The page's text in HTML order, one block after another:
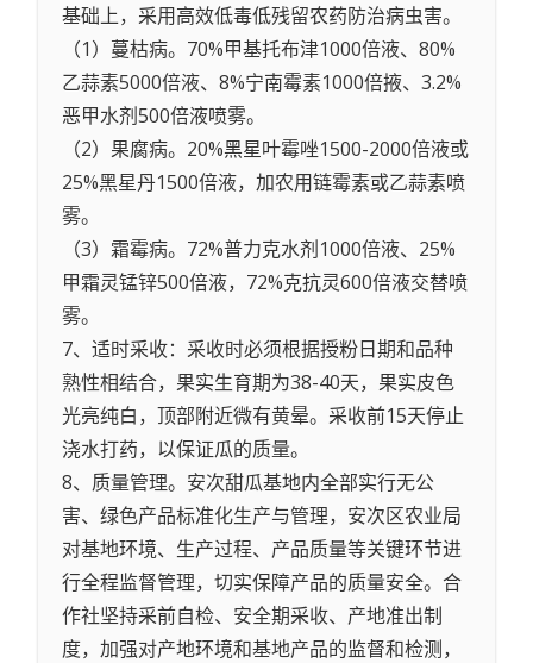
基础上，采用高效低毒低残留农药防治病虫害。
（1）蔓枯病。70%甲基托布津1000倍液、80%
乙蒜素5000倍液、8%宁南霉素1000倍掖、3.2%
恶甲水剂500倍液喷雾。
（2）果腐病。20%黑星叶霉唑1500-2000倍液或
25%黑星丹1500倍液，加农用链霉素或乙蒜素喷
雾。
（3）霜霉病。72%普力克水剂1000倍液、25%
甲霜灵锰锌500倍液，72%克抗灵600倍液交替喷
雾。
7、适时采收：采收时必须根据授粉日期和品种
熟性相结合，果实生育期为38-40天，果实皮色
光亮纯白，顶部附近微有黄晕。采收前15天停止
浇水打药，以保证瓜的质量。
8、质量管理。安次甜瓜基地内全部实行无公
害、绿色产品标准化生产与管理，安次区农业局
对基地环境、生产过程、产品质量等关键环节进
行全程监督管理，切实保障产品的质量安全。合
作社坚持采前自检、安全期采收、产地准出制
度，加强对产地环境和基地产品的监督和检测，